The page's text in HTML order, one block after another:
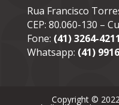
Rua Francisco
CEP: 80.060-130 –
Fone: (41) 3264-4211
Whatsapp: (41)
Copyright ©